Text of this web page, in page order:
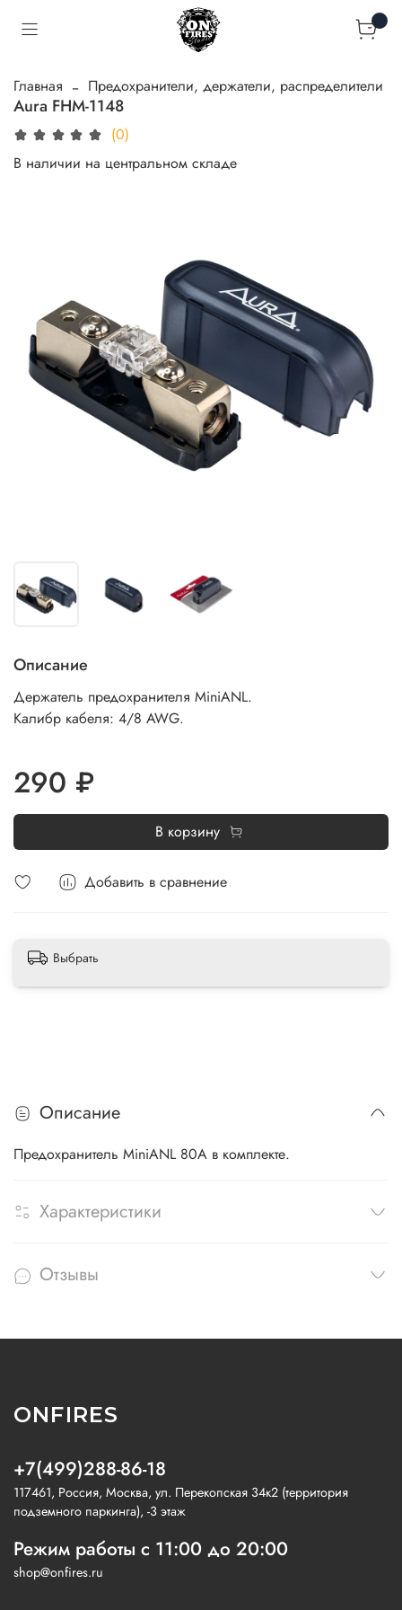
Главная Предохранители, держатели, распределители
Aura FHM-1148
(0)
В наличии на центральном складе
Добавить в сравнение
Описание
Держатель предохранителя MiniANL.
Калибр кабеля: 4/8 AWG.
290 ₽
В корзину
Выбрать
Описание
Предохранитель MiniANL 80A в комплекте.
Характеристики
Отзывы
ONFIRES
+7(499)288-86-18
117461, Россия, Москва, ул. Перекопская 34к2 (территория
подземного паркинга), -3 этаж
Режим работы с 11:00 до 20:00
shop@onfires.ru